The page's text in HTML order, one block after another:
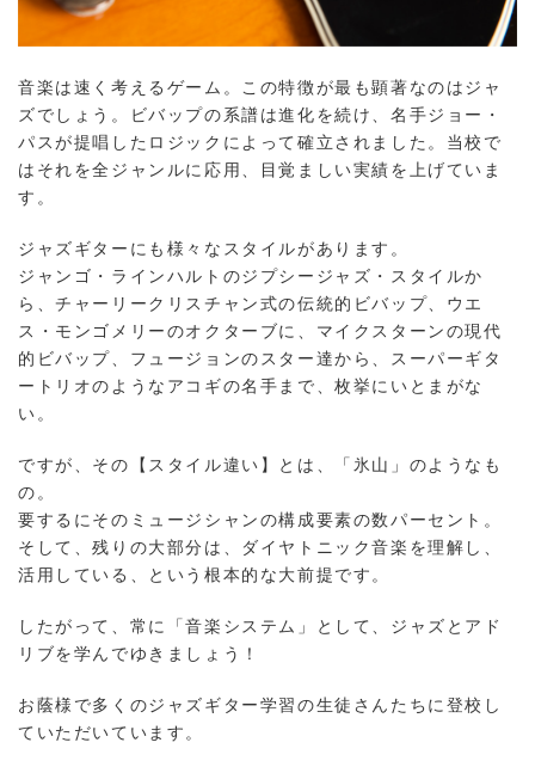
音楽は速く考えるゲーム。この特徴が最も顕著なのはジャ
ズでしょう。ビバップの系譜は進化を続け、名手ジョー・
パスが提唱したロジックによって確立されました。当校で
はそれを全ジャンルに応用、目覚ましい実績を上げていま
す。
ジャズギターにも様々なスタイルがあります。
ジャンゴ・ラインハルトのジプシージャズ・スタイルか
ら、チャーリークリスチャン式の伝統的ビバップ、ウエ
ス・モンゴメリーのオクターブに、マイクスターンの現代
的ビバップ、フュージョンのスター達から、スーパーギタ
ートリオのようなアコギの名手まで、枚挙にいとまがな
い。
ですが、その【スタイル違い】とは、「氷山」のようなも
の。
要するにそのミュージシャンの構成要素の数パーセント。
そして、残りの大部分は、ダイヤトニック音楽を理解し、
活用している、という根本的な大前提です。
したがって、常に「音楽システム」として、ジャズとアド
リブを学んでゆきましょう！
お蔭様で多くのジャズギター学習の生徒さんたちに登校し
ていただいています。